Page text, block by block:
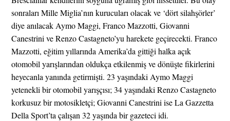
sonraları Mille Miglia’nın kurucuları olacak ve ‘dört silahşörler’
diye anılacak Aymo Maggi, Franco Mazzotti, Giovanni
Canestrini ve Renzo Castagneto’yu harekete geçirecekti. Franco
Mazzotti, eğitim yıllarında Amerika’da gittiği halka açık
otomobil yarışlarından oldukça etkilenmiş ve dönüşte fikirlerini
heyecanla yanında getirmişti. 23 yaşındaki Aymo Maggi
yetenekli bir otomobil yarışçısı; 34 yaşındaki Renzo Castagneto
korkusuz bir motosikletçi; Giovanni Canestrini ise La Gazzetta
Della Sport’ta çalışan 32 yaşında bir gazeteci idi.